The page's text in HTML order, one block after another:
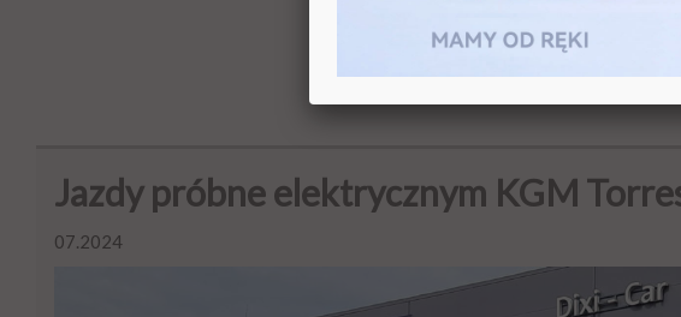
Jazdy próbne elektrycznym KGM
07.2024